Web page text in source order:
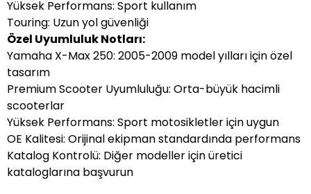
Yüksek Performans: Sport kullanım
Touring: Uzun yol güvenliği
Özel Uyumluluk Notları:
Yamaha X-Max 250: 2005-2009 model yılları için özel
tasarım
Premium Scooter Uyumluluğu: Orta-büyük hacimli
scooterlar
Yüksek Performans: Sport motosikletler için uygun
OE Kalitesi: Orijinal ekipman standardında performans
Katalog Kontrolü: Diğer modeller için üretici
kataloglarına başvurun